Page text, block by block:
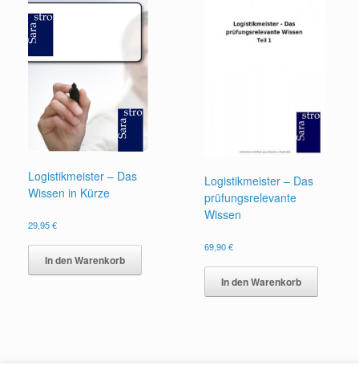
Logistikmeister – Das
Wissen in Kürze
29,95€
In den Warenkorb
Logistikmeister – Das
prüfungsrelevante
Wissen
69,90€
In den Warenkorb